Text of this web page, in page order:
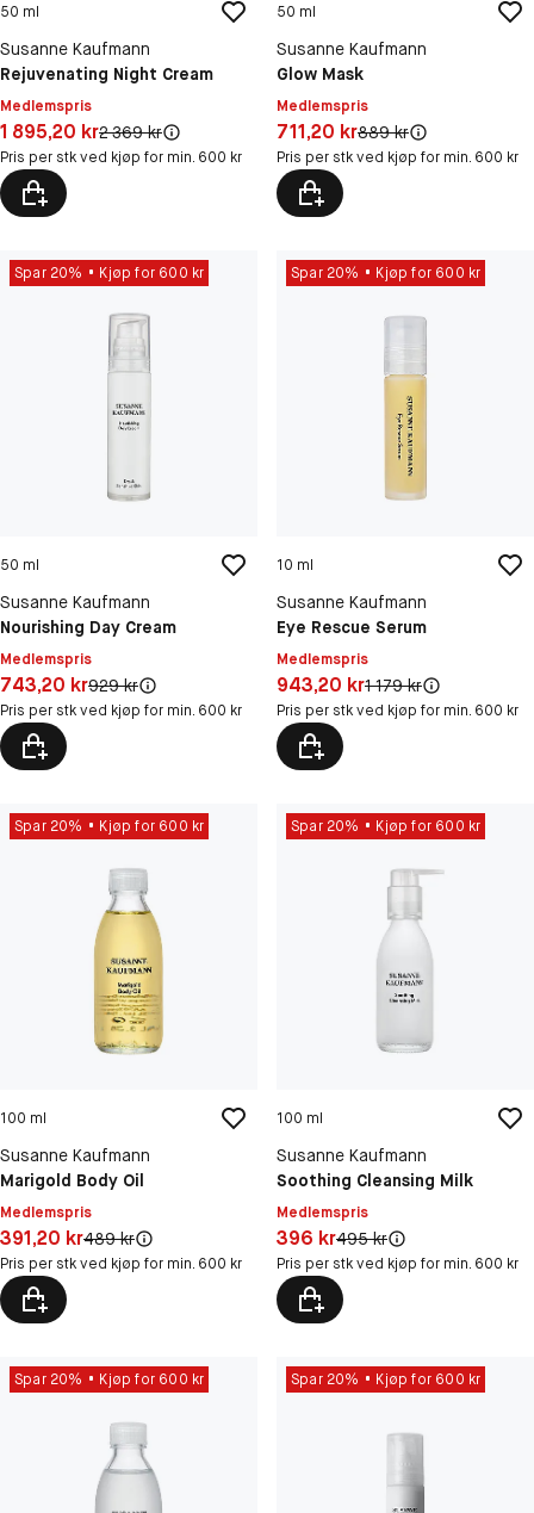
50 ml
Susanne Kaufmann
Rejuvenating Night Cream
Medlemspris
Pris: 1 895,20 kr
1 895,20 krOriginal pris:
2 369 kr
Pris per stk ved kjøp for min. 600 kr
50 ml
Susanne Kaufmann
Glow Mask
Medlemspris
Pris: 711,20 kr
711,20 krOriginal pris:
889 kr
Pris per stk ved kjøp for min. 600 kr
Spar 20% Kjøp for 600 kr
50 ml
Susanne Kaufmann
Nourishing Day Cream
Medlemspris
Pris: 743,20 kr
743,20 krOriginal pris:
929 kr
Pris per stk ved kjøp for min. 600 kr
Spar 20% Kjøp for 600 kr
10 ml
Susanne Kaufmann
Eye Rescue Serum
Medlemspris
Pris: 943,20 kr
943,20 krOriginal pris:
1 179 kr
Pris per stk ved kjøp for min. 600 kr
Spar 20% Kjøp for 600 kr
100 ml
Susanne Kaufmann
Marigold Body Oil
Medlemspris
Pris: 391,20 kr
391,20 krOriginal pris:
489 kr
Pris per stk ved kjøp for min. 600 kr
Spar 20% Kjøp for 600 kr
100 ml
Susanne Kaufmann
Soothing Cleansing Milk
Medlemspris
Pris: 396 kr
396 krOriginal pris:
495 kr
Pris per stk ved kjøp for min. 600 kr
Spar 20% Kjøp for 600 kr Spar 20% Kjøp for 600 kr